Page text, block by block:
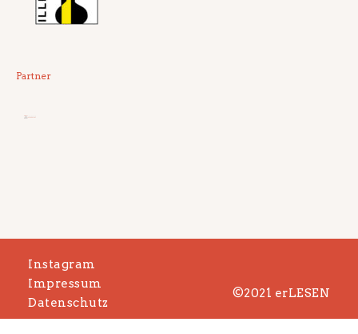
Partner
©2021 erLESEN
Instagram
Impressum
Datenschutz